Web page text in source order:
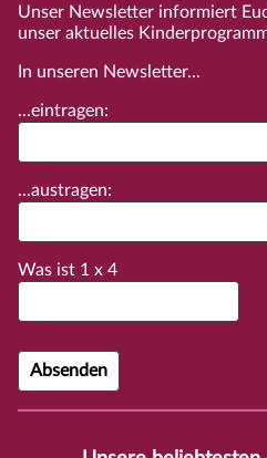
Unser Newsletter informiert
unser aktuelles
In unseren Newsletter...
...eintragen:
...austragen:
Was ist 1 x 4